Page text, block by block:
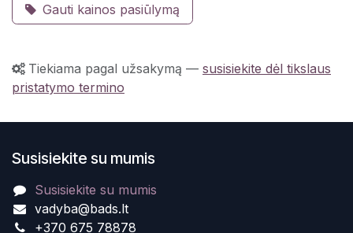
Gauti kainos pasiūlymą
Tiekiama pagal užsakymą — susisiekite dėl tikslaus
pristatymo termino
Susisiekite su mumis
Susisiekite su mumis
vadyba@bads.lt
+370 675 78878